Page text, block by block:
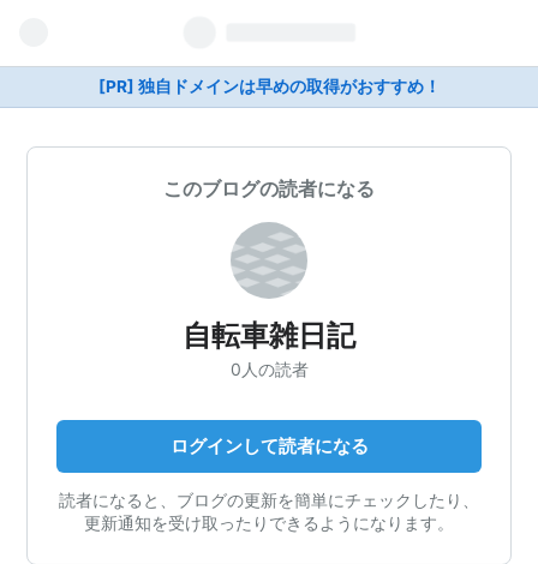
[PR] 独自ドメインは早めの取得がおすすめ！
このブログの読者になる
自転車雑日記
0人の読者
ログインして読者になる
読者になると、ブログの更新を簡単にチェックしたり、
更新通知を受け取ったりできるようになります。